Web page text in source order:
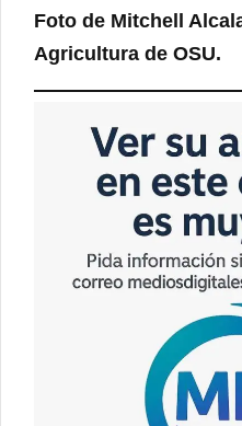
Foto de Mitchell
Agricultura de OSU.